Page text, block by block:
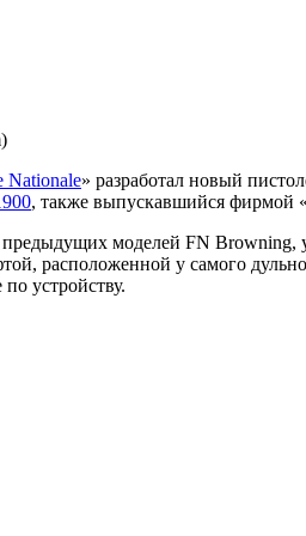
Nationale» разработал новый
, также выпускавшийся фирмой
предыдущих моделей FN Browning,
расположенной у самого
устройству.